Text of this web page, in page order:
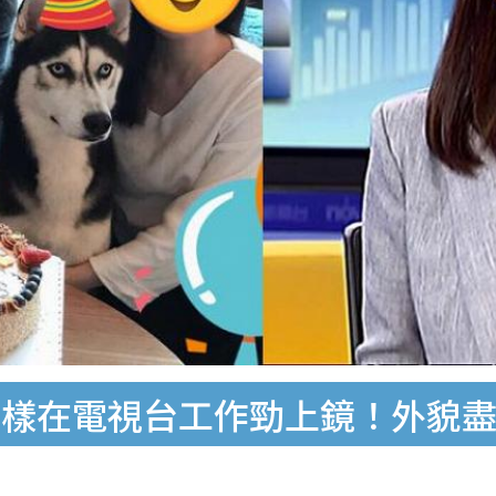
在電視台工作勁上鏡！外貌